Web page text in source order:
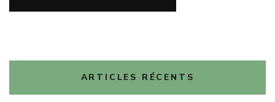
ARTICLES RÉCENTS